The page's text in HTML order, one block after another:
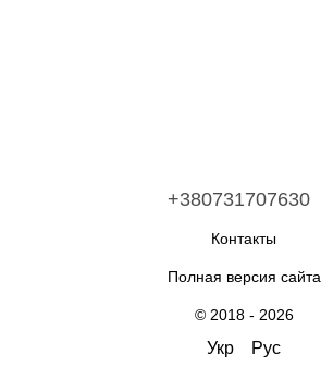
+380731707630
Контакты
Полная версия сайта
© 2018 - 2026
Укр Рус